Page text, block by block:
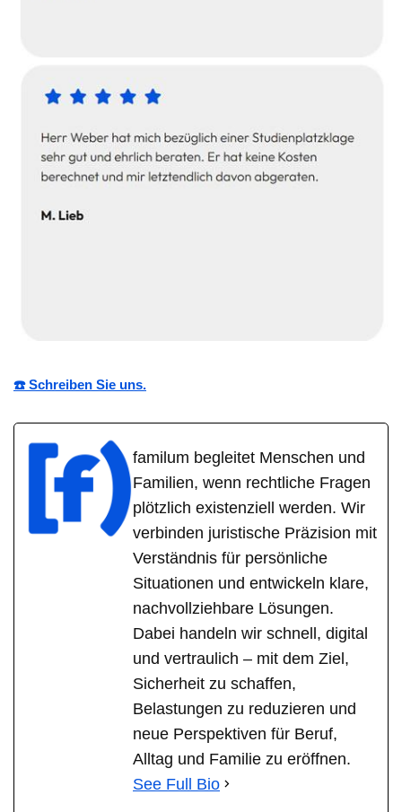
☎️ Schreiben Sie uns.
familum begleitet Menschen und
Familien, wenn rechtliche Fragen
plötzlich existenziell werden. Wir
verbinden juristische Präzision mit
Verständnis für persönliche
Situationen und entwickeln klare,
nachvollziehbare Lösungen.
Dabei handeln wir schnell, digital
und vertraulich – mit dem Ziel,
Sicherheit zu schaffen,
Belastungen zu reduzieren und
neue Perspektiven für Beruf,
Alltag und Familie zu eröffnen.
See Full Bio